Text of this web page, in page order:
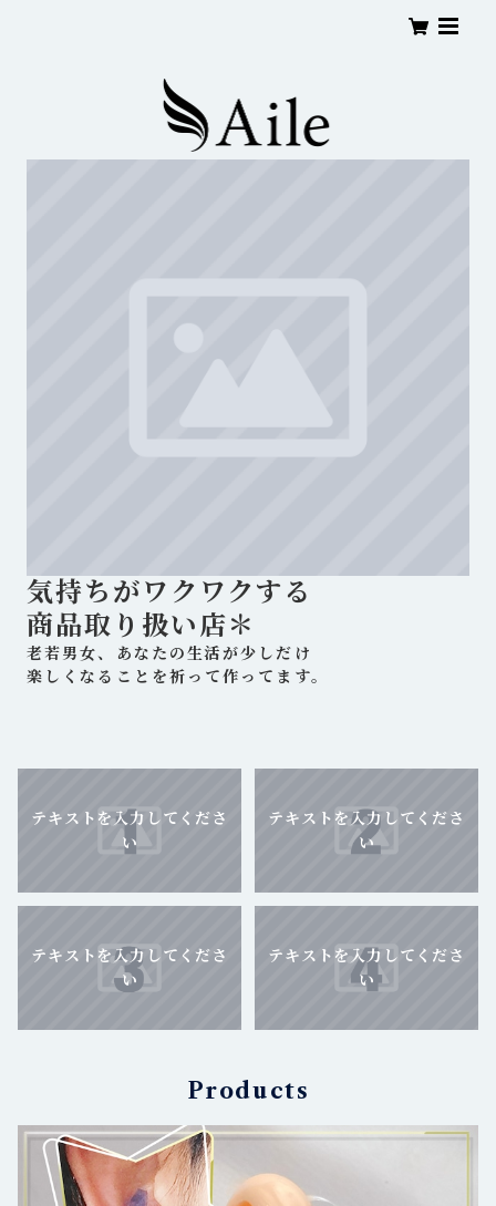
気持ちがワクワクする
商品取り扱い店＊
老若男女、あなたの生活が少しだけ
楽しくなることを祈って作ってます。
テキストを入力してくださ
い
テキストを入力してくださ
い
テキストを入力してくださ
い
テキストを入力してくださ
い
Products